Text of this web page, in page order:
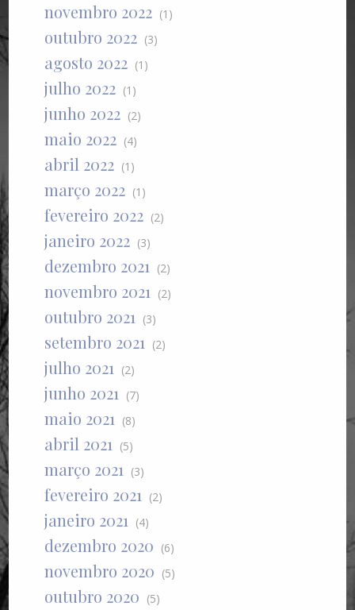
novembro 2022 (1)
outubro 2022 (3)
agosto 2022 (1)
julho 2022 (1)
junho 2022 (2)
maio 2022 (4)
abril 2022 (1)
março 2022 (1)
fevereiro 2022 (2)
janeiro 2022 (3)
dezembro 2021 (2)
novembro 2021 (2)
outubro 2021 (3)
setembro 2021 (2)
julho 2021 (2)
junho 2021 (7)
maio 2021 (8)
abril 2021 (5)
março 2021 (3)
fevereiro 2021 (2)
janeiro 2021 (4)
dezembro 2020 (6)
novembro 2020 (5)
outubro 2020 (5)